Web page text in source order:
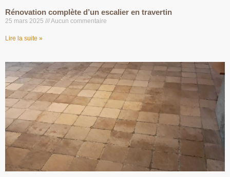
Rénovation complète d’un escalier en travertin
25 mars 2025 Aucun commentaire
Lire la suite »